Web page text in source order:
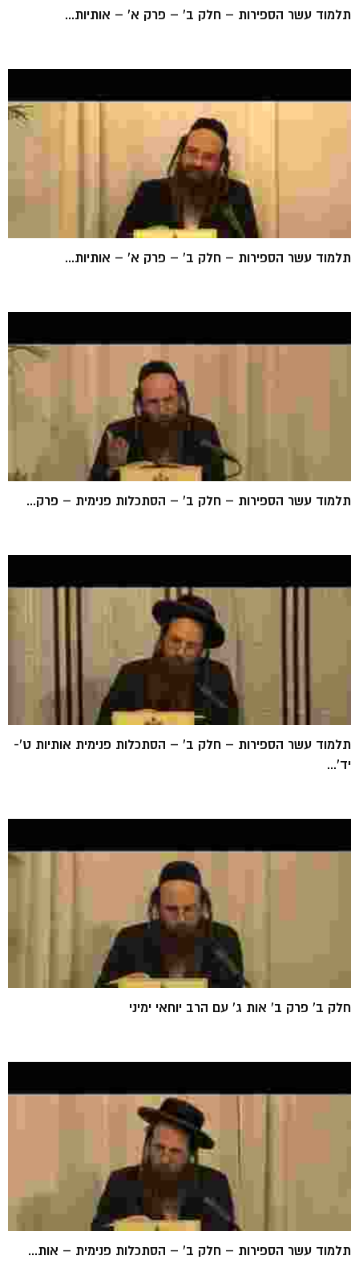
תלמוד עשר הספירות – חלק ב' – פרק א' – אותיות...
תלמוד עשר הספירות – חלק ב' – פרק א' – אותיות...
תלמוד עשר הספירות – חלק ב' – הסתכלות פנימית – פרק...
תלמוד עשר הספירות – חלק ב' – הסתכלות פנימית אותיות ט'-
יד'...
חלק ב' פרק ב' אות ג' עם הרב יוחאי ימיני
תלמוד עשר הספירות – חלק ב' – הסתכלות פנימית – אות...